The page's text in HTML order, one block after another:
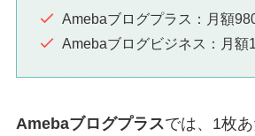
Amebaブログプラス：月額
Amebaブログビジネス：月額
Amebaブログプラスでは、1枚